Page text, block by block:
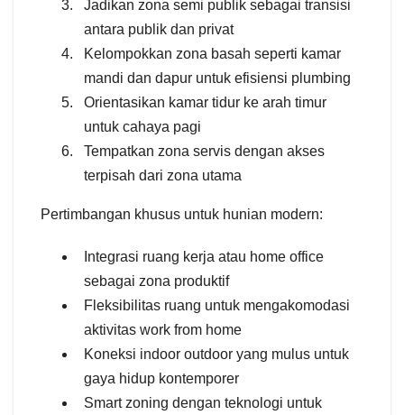
Jadikan zona semi publik sebagai transisi
antara publik dan privat
Kelompokkan zona basah seperti kamar
mandi dan dapur untuk efisiensi plumbing
Orientasikan kamar tidur ke arah timur
untuk cahaya pagi
Tempatkan zona servis dengan akses
terpisah dari zona utama
Pertimbangan khusus untuk hunian modern:
Integrasi ruang kerja atau home office
sebagai zona produktif
Fleksibilitas ruang untuk mengakomodasi
aktivitas work from home
Koneksi indoor outdoor yang mulus untuk
gaya hidup kontemporer
Smart zoning dengan teknologi untuk